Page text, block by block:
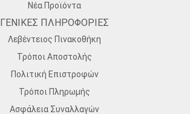
Νέα Προϊόντα
ΓΕΝΙΚΕΣ ΠΛΗΡΟΦΟΡΙΕΣ
Λεβέντειος Πινακοθήκη
Τρόποι Αποστολής
Πολιτική Επιστροφών
Τρόποι Πληρωμής
Ασφάλεια Συναλλαγών